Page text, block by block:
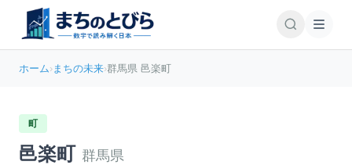
ホーム›まちの未来›群馬県 邑楽町
町
邑楽町 群馬県